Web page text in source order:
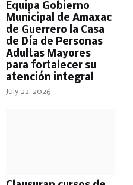
Equipa Gobierno
Municipal de Amaxac
de Guerrero la Casa
de Día de Personas
Adultas Mayores
para fortalecer su
atención integral
July 22, 2026